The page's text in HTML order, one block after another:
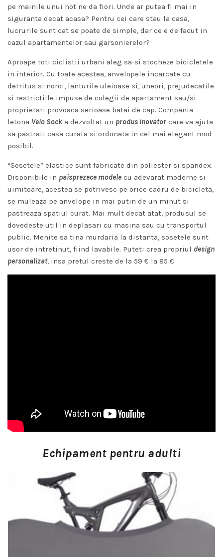
pe mainile unui hot ne da fiori. Unde ar putea fi mai in
siguranta decat acasa? Pentru cei care stau la casa,
lucrurile sunt cat se poate de simple, dar ce e de facut in
cazul apartamentelor sau garsonierelor?
Aproape toti ciclistii urbani aleg sa-si stocheze bicicletele
in interior. Cu toate acestea, anvelopele incarcate cu
detritus si noroi, lanturile uleioase si, uneori, prejudecatile
si restrictiile impuse de colegii de apartament sau/si
proprietari provoaca serioase batai de cap. Compania
letona Velo Sock a dezvoltat un produs inovator care va ajuta
sa pastrati casa curata si ordonata in cel mai elegant mod
posibil.
“Sosetele” elastice sunt fabricate din poliester si spandex.
Disponibile in paisprezece modele cu adevarat moderne si
uimitoare, acestea se potrivesc pe orice cadru de bicicleta,
se muleaza pe anvelope in mai putin de un minut si
pastreaza spatiul curat. Mai mult decat atat, produsul se
dovedeste util in deplasari cu masina sau cu transportul
public. Menite sa tina murdaria la distanta, sosetele sunt
usor de intretinut, fiind lavabile. Puteti crea propriul design
personalizat, insa pretul creste de la 59 € la 85 €.
Echipament pentru adulti